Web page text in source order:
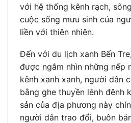
với hệ thống kênh rạch,
cuộc sống mưu sinh của
liền với thiên nhiên.
Đến với du lịch xanh Bến
được ngắm nhìn những nếp
kênh xanh xanh, người dân
bằng ghe thuyền lênh đênh
sản của địa phương này
người dân trao đổi, buôn